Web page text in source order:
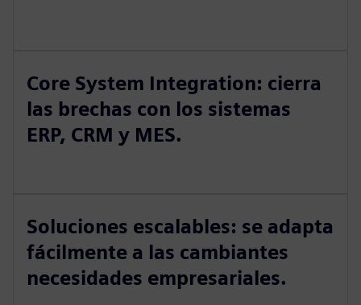
Core System Integration: cierra
las brechas con los sistemas
ERP, CRM y MES.
Soluciones escalables: se adapta
fácilmente a las cambiantes
necesidades empresariales.